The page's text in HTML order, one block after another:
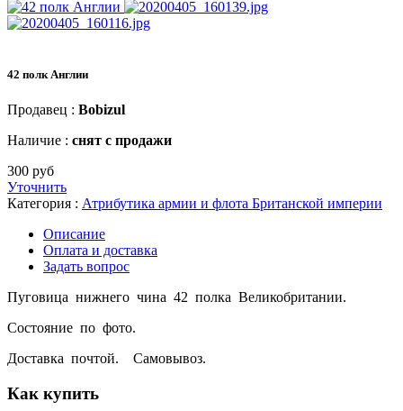
42 полк Англии
Продавец : Bobizul
Наличие : снят с продажи
300 руб
Уточнить
Категория : Атрибутика армии и флота Британской империи
Описание
Оплата и доставка
Задать вопрос
Пуговица нижнего чина 42 полка Великобритании.
Состояние по фото.
Доставка почтой. Самовывоз.
Как купить